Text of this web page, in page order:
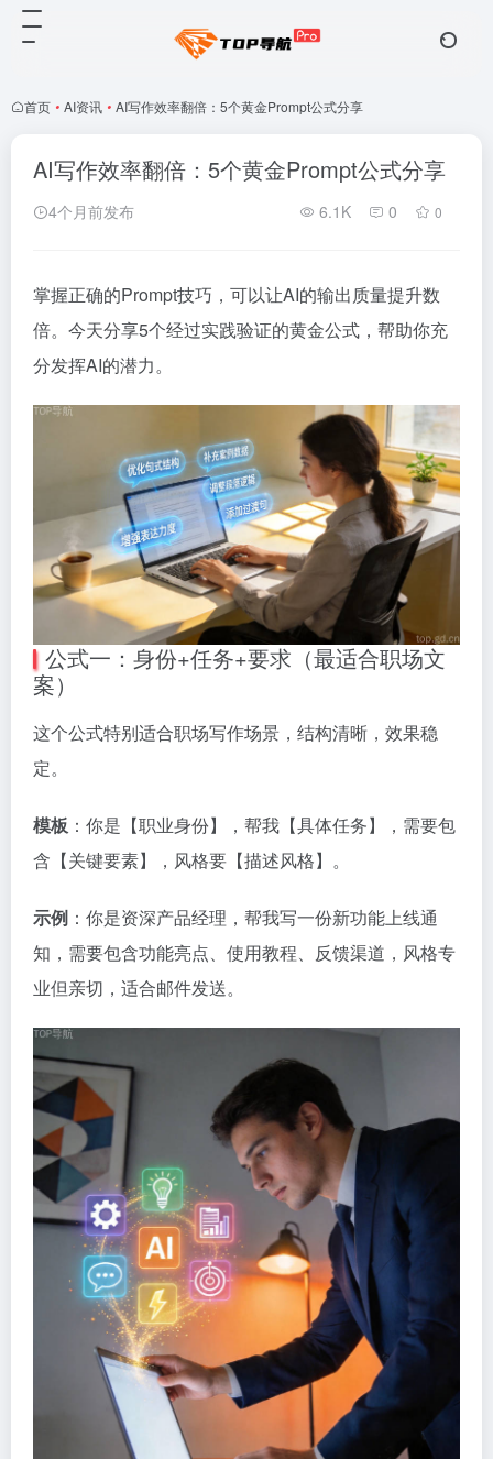
首页 • AI资讯 • AI写作效率翻倍：5个黄金Prompt公式分享
AI写作效率翻倍：5个黄金Prompt公式分享
4个月前发布 6.1K 0 0
掌握正确的Prompt技巧，可以让AI的输出质量提升数
倍。今天分享5个经过实践验证的黄金公式，帮助你充
分发挥AI的潜力。
公式一：身份+任务+要求（最适合职场文
案）
这个公式特别适合职场写作场景，结构清晰，效果稳
定。
模板 ：你是【职业身份】，帮我【具体任务】，需要包
含【关键要素】，风格要【描述风格】。
示例 ：你是资深产品经理，帮我写一份新功能上线通
知，需要包含功能亮点、使用教程、反馈渠道，风格专
业但亲切，适合邮件发送。